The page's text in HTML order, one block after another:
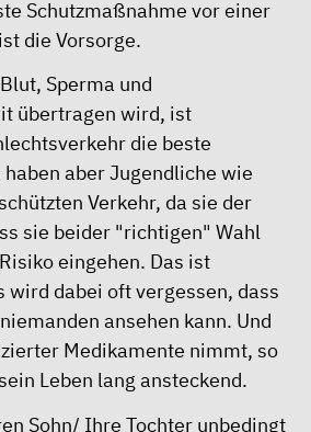
Schutzmaßnahme vor einer
die Vorsorge.
Sperma und
übertragen wird, ist
die beste
aber Jugendliche wie
Verkehr, da sie der
sie beider "richtigen" Wahl
eingehen. Das ist
wird dabei oft vergessen, dass
ansehen kann. Und
Medikamente nimmt, so
Leben lang ansteckend.
Sohn/ Ihre Tochter unbedingt